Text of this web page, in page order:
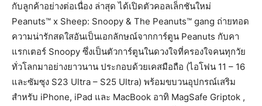
กับลูกค้าอย่างต่อเนื่อง ล่าสุด ได้เปิดตัวคอลเล็กชันใหม่
Peanuts™ x Sheep: Snoopy & The Peanuts™ gang ถ่ายทอด
ความน่ารักสดใสอันเป็นเอกลักษณ์จากการ์ตูน Peanuts กับคา
แรกเตอร์ Snoopy ซึ่งเป็นตัวการ์ตูนในดวงใจที่ครองใจคนทุกวัย
ทั่วโลกมาอย่างยาวนาน ประกอบด้วยเคสมือถือ (ไอโฟน 11 – 16
และซัมซุง S23 Ultra – S25 Ultra) พร้อมขบวนอุปกรณ์เสริม
สำหรับ iPhone, iPad และ MacBook อาทิ MagSafe Griptok ,